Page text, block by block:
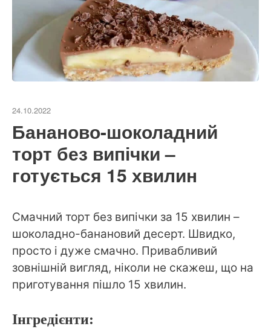
24.10.2022
Бананово-шоколадний
торт без випічки –
готується 15 хвилин
Смачний торт без випічки за 15 хвилин –
шоколадно-банановий десерт. Швидко,
просто і дуже смачно. Привабливий
зовнішній вигляд, ніколи не скажеш, що на
приготування пішло 15 хвилин.
Інгредієнти: